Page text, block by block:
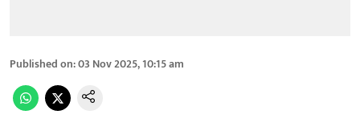
Published on:03 Nov 2025, 10:15 am